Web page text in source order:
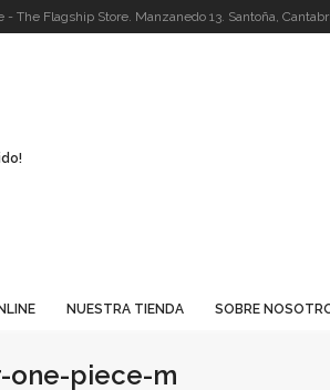
- The Flagship Store. Manzanedo 13. Santoña,
NUESTRA TIENDA SOBRE
one-piece-m